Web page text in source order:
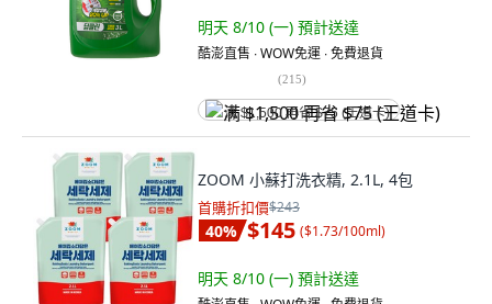
明天 8/10 (一) 預計送達
酷澎直售 ∙ WOW免運 ∙ 免費退貨
(215)
满 $1,500 再省 $75 (王道卡)
ZOOM 小蘇打洗衣精, 2.1L, 4包
首購折扣價$243
40% $145 ($1.73/100ml)
明天 8/10 (一) 預計送達